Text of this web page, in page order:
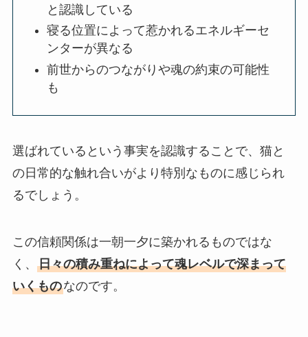
と認識している
寝る位置によって惹かれるエネルギーセ
ンターが異なる
前世からのつながりや魂の約束の可能性
も
選ばれているという事実を認識することで、猫と
の日常的な触れ合いがより特別なものに感じられ
るでしょう。
この信頼関係は一朝一夕に築かれるものではな
く、 日々の積み重ねによって魂レベルで深まって
いくものなのです。